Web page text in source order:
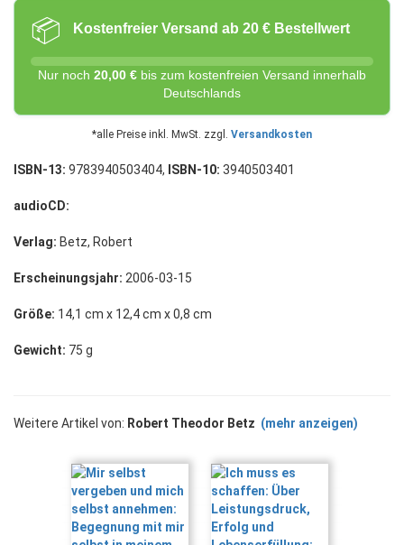
📦 Kostenfreier Versand ab 20 € Bestellwert
Nur noch 20,00 € bis zum kostenfreien Versand innerhalb
Deutschlands
*alle Preise inkl. MwSt. zzgl. Versandkosten
ISBN-13: 9783940503404, ISBN-10: 3940503401
audioCD:
Verlag: Betz, Robert
Erscheinungsjahr: 2006-03-15
Größe: 14,1 cm x 12,4 cm x 0,8 cm
Gewicht: 75 g
Weitere Artikel von: Robert Theodor Betz (mehr anzeigen)